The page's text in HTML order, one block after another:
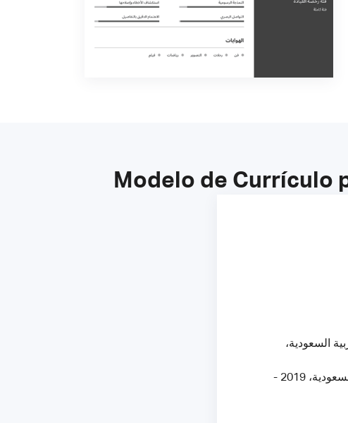
Modelo de Currículo
السعودية،
دبلوم في إدارة المشاريع، جامعة الملك عبد العزيز، جدة، المملكة العربية السعودية، 2019 -